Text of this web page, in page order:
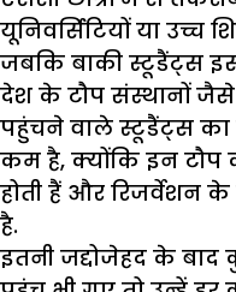
यूनिवर्सिटियों या उच्च
जबकि बाकी स्टूडैंट्स
देश के टौप संस्थानों
पहुंचने वाले स्टूडैंट्स का
कम है, क्योंकि इन टौप
होती हैं और रिजर्वेशन
है.
इतनी जद्दोजेहद के बाद